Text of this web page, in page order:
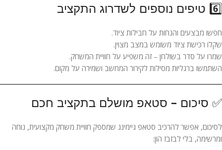
6️⃣ טיפים נוספים לשדרוג התקציב
חפשו מבצעים והנחות על חבילות ציוד.
שקלו רכישת ציוד משומש במצב מצוין.
שמרו על סדר בשולחן – זה משפיע על חוויית המשחק.
השתמשו ברגליות מסילות לקירור המחשב ושמירה על מקום.
✅ סיכום – סטאפ מושלם בתקציב חכם
לסיכום, אפשר להרכיב סטאפ גיימינג שמספק חוויית משחק מקצועית, נוחה
ומרשימה, בלי לבזבז הון: